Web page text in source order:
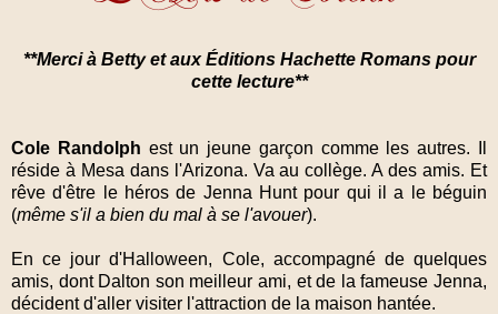
**Merci à Betty et aux Éditions Hachette Romans pour
cette lecture**
Cole Randolph est un jeune garçon comme les autres. Il
réside à Mesa dans l'Arizona. Va au collège. A des amis. Et
rêve d'être le héros de Jenna Hunt pour qui il a le béguin
(même s'il a bien du mal à se l'avouer).
En ce jour d'Halloween, Cole, accompagné de quelques
amis, dont Dalton son meilleur ami, et de la fameuse Jenna,
décident d'aller visiter l'attraction de la maison hantée.